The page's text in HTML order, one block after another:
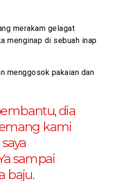
merakam gelagat
menginap di sebuah inap
menggosok pakaian dan
dia
kami
sampai
baju.